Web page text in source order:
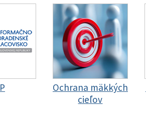
Ochrana mäkkých
cieľov